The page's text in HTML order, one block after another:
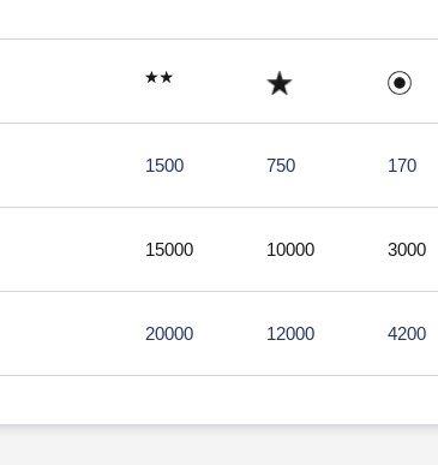
1500 750 170
15000 10000 3000
20000 12000 4200